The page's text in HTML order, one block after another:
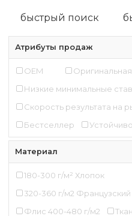
быстрый поиск
Атрибуты продаж
OEM
Низкие минимальные
Скорость результата на
Бестселлер
Материал
180-300 г/м² Хлопок
320-360 г/м2
Флис 400-480 г/м2